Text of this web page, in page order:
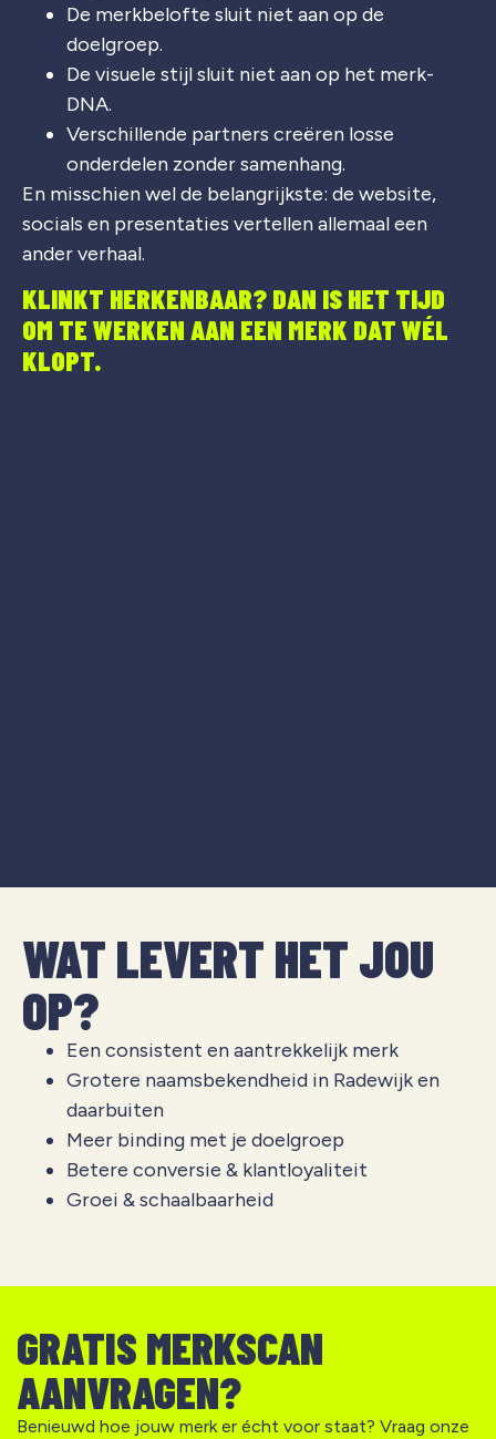
De merkbelofte sluit niet aan op de
doelgroep.
De visuele stijl sluit niet aan op het merk-
DNA.
Verschillende partners creëren losse
onderdelen zonder samenhang.
En misschien wel de belangrijkste: de website,
socials en presentaties vertellen allemaal een
ander verhaal.
KLINKT HERKENBAAR? DAN IS HET TIJD
OM TE WERKEN AAN EEN MERK DAT WÉL
KLOPT.
WAT LEVERT HET JOU
OP?
Een consistent en aantrekkelijk merk
Grotere naamsbekendheid in Radewijken
daarbuiten
Meer binding met je doelgroep
Betere conversie & klantloyaliteit
Groei & schaalbaarheid
GRATIS MERKSCAN
AANVRAGEN?
Benieuwd hoe jouw merk er écht voor staat? Vraag onze